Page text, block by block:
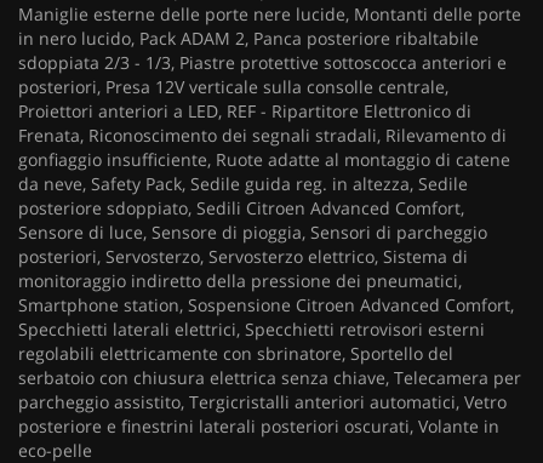
Maniglie esterne delle porte nere lucide, Montanti delle porte
in nero lucido, Pack ADAM 2, Panca posteriore ribaltabile
sdoppiata 2/3 - 1/3, Piastre protettive sottoscocca anteriori e
posteriori, Presa 12V verticale sulla consolle centrale,
Proiettori anteriori a LED, REF - Ripartitore Elettronico di
Frenata, Riconoscimento dei segnali stradali, Rilevamento di
gonfiaggio insufficiente, Ruote adatte al montaggio di catene
da neve, Safety Pack, Sedile guida reg. in altezza, Sedile
posteriore sdoppiato, Sedili Citroen Advanced Comfort,
Sensore di luce, Sensore di pioggia, Sensori di parcheggio
posteriori, Servosterzo, Servosterzo elettrico, Sistema di
monitoraggio indiretto della pressione dei pneumatici,
Smartphone station, Sospensione Citroen Advanced Comfort,
Specchietti laterali elettrici, Specchietti retrovisori esterni
regolabili elettricamente con sbrinatore, Sportello del
serbatoio con chiusura elettrica senza chiave, Telecamera per
parcheggio assistito, Tergicristalli anteriori automatici, Vetro
posteriore e finestrini laterali posteriori oscurati, Volante in
eco-pelle